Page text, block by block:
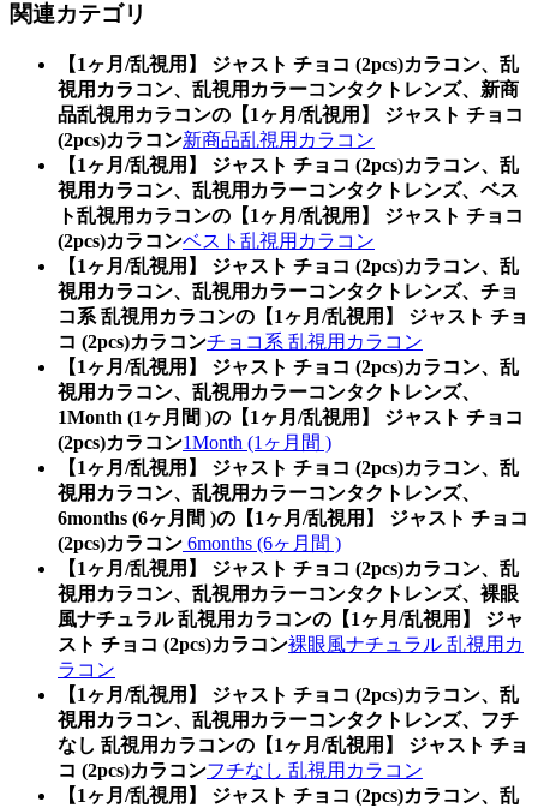
関連カテゴリ
【1ヶ月/乱視用】 ジャスト チョコ (2pcs)カラコン、乱
視用カラコン、乱視用カラーコンタクトレンズ、新商
品乱視用カラコンの【1ヶ月/乱視用】 ジャスト チョコ
(2pcs)カラコン新商品乱視用カラコン
【1ヶ月/乱視用】 ジャスト チョコ (2pcs)カラコン、乱
視用カラコン、乱視用カラーコンタクトレンズ、ベス
ト乱視用カラコンの【1ヶ月/乱視用】 ジャスト チョコ
(2pcs)カラコンベスト乱視用カラコン
【1ヶ月/乱視用】 ジャスト チョコ (2pcs)カラコン、乱
視用カラコン、乱視用カラーコンタクトレンズ、チョ
コ系 乱視用カラコンの【1ヶ月/乱視用】 ジャスト チョ
コ (2pcs)カラコンチョコ系 乱視用カラコン
【1ヶ月/乱視用】 ジャスト チョコ (2pcs)カラコン、乱
視用カラコン、乱視用カラーコンタクトレンズ、
1Month (1ヶ月間 )の【1ヶ月/乱視用】 ジャスト チョコ
(2pcs)カラコン1Month (1ヶ月間 )
【1ヶ月/乱視用】 ジャスト チョコ (2pcs)カラコン、乱
視用カラコン、乱視用カラーコンタクトレンズ、
6months (6ヶ月間 )の【1ヶ月/乱視用】 ジャスト チョコ
(2pcs)カラコン 6months (6ヶ月間 )
【1ヶ月/乱視用】 ジャスト チョコ (2pcs)カラコン、乱
視用カラコン、乱視用カラーコンタクトレンズ、裸眼
風ナチュラル 乱視用カラコンの【1ヶ月/乱視用】 ジャ
スト チョコ (2pcs)カラコン裸眼風ナチュラル 乱視用カ
ラコン
【1ヶ月/乱視用】 ジャスト チョコ (2pcs)カラコン、乱
視用カラコン、乱視用カラーコンタクトレンズ、フチ
なし 乱視用カラコンの【1ヶ月/乱視用】 ジャスト チョ
コ (2pcs)カラコンフチなし 乱視用カラコン
【1ヶ月/乱視用】 ジャスト チョコ (2pcs)カラコン、乱